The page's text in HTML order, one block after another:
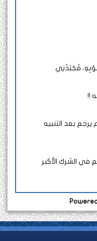
فَجَبَذَنِي
!!
يرجع بعد التنبيه
الشرك الأكبر